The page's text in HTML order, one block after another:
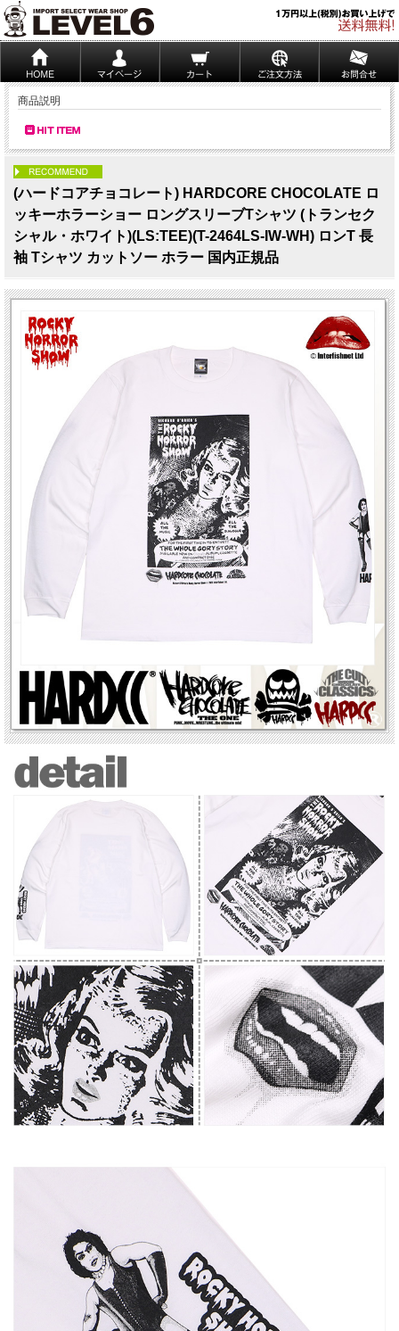
商品説明
(ハードコアチョコレート) HARDCORE CHOCOLATE ロ
ッキーホラーショー ロングスリーブTシャツ (トランセク
シャル・ホワイト)(LS:TEE)(T-2464LS-IW-WH) ロンT 長
袖 Tシャツ カットソー ホラー 国内正規品